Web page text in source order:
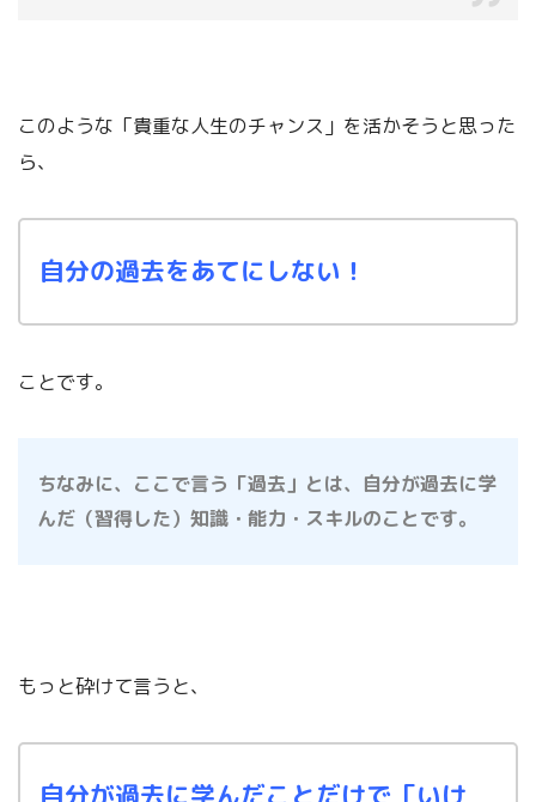
このような「貴重な人生のチャンス」を活かそうと思った
ら、
自分の過去をあてにしない！
ことです。
ちなみに、ここで言う「過去」とは、自分が過去に学
んだ（習得した）知識・能力・スキルのことです。
もっと砕けて言うと、